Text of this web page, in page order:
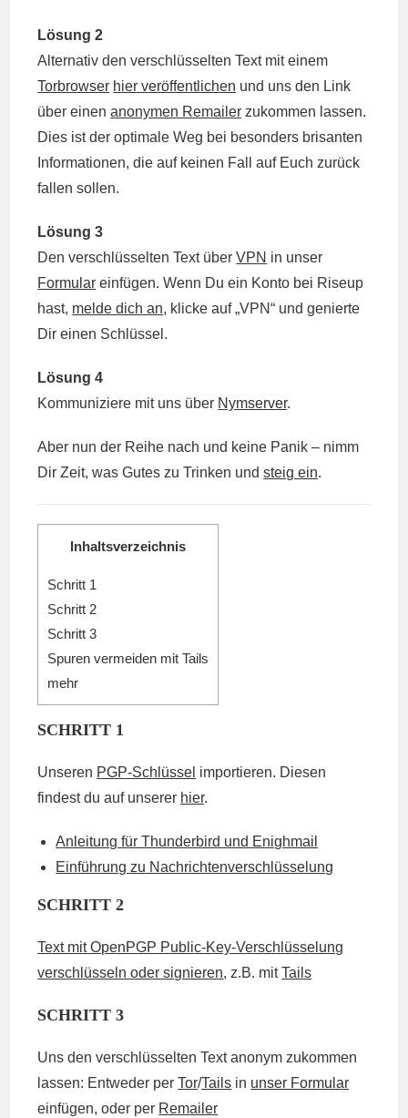
Lösung 2
Alternativ den verschlüsselten Text mit einem
Torbrowser hier veröffentlichen und uns den Link
über einenanonymen Remailer zukommen lassen.
Dies ist der optimale Weg bei besonders brisanten
Informationen, die auf keinen Fall auf Euch zurück
fallen sollen.
Lösung 3
Den verschlüsselten Text überVPN in unser
Formular einfügen. Wenn Du ein Konto bei Riseup
hast, melde dich an, klicke auf „VPN“ und genierte
Dir einen Schlüssel.
Lösung 4
Kommuniziere mit uns über Nymserver.
Aber nun der Reihe nach und keine Panik – nimm
Dir Zeit, was Gutes zu Trinken undsteig ein.
Inhaltsverzeichnis
Schritt 1
Schritt 2
Schritt 3
Spuren vermeiden mit Tails
mehr
SCHRITT 1
Unseren PGP-Schlüssel importieren. Diesen
findest du auf unserer hier.
Anleitung für Thunderbird und Enighmail
Einführung zu Nachrichtenverschlüsselung
SCHRITT 2
Text mit OpenPGP Public-Key-Verschlüsselung
verschlüsseln oder signieren, z.B. mitTails
SCHRITT 3
Uns den verschlüsselten Text anonym zukommen
lassen: Entweder perTor/Tails in unser Formular
einfügen, oder per Remailer